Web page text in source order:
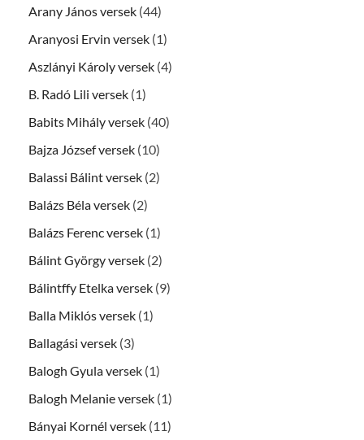
Arany János versek (44)
Aranyosi Ervin versek (1)
Aszlányi Károly versek (4)
B. Radó Lili versek (1)
Babits Mihály versek (40)
Bajza József versek (10)
Balassi Bálint versek (2)
Balázs Béla versek (2)
Balázs Ferenc versek (1)
Bálint György versek (2)
Bálintffy Etelka versek (9)
Balla Miklós versek (1)
Ballagási versek (3)
Balogh Gyula versek (1)
Balogh Melanie versek (1)
Bányai Kornél versek (11)